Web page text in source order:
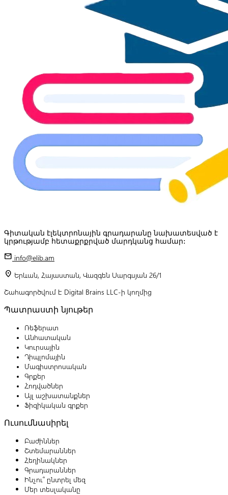
Գիտական էլեկտրոնային գրադարանը նախատեսված է
կրթությամբ հետաքրքրված մարդկանց համար:
mail info@elib.am
location_on Երևան, Հայաստան, Վազգեն Սարգսյան 26/1
Շահագործվում է Digital Brains LLC-ի կողմից
Պատրաստի նյութեր
Ռեֆերատ
Անհատական
Կուրսային
Դիպլոմային
Մագիստրոսական
Գրքեր
Հոդվածներ
Այլ աշխատանքներ
Ֆիզիկական գրքեր
Ուսումնասիրել
Բաժիններ
Շտեմարաններ
Հեղինակներ
Գրադարաններ
Ինչու՞ ընտրել մեզ
Մեր տեսլականը